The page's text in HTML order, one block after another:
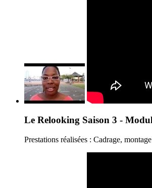
Le Relooking Saison 3 -
Prestations réalisées : Cadrage,